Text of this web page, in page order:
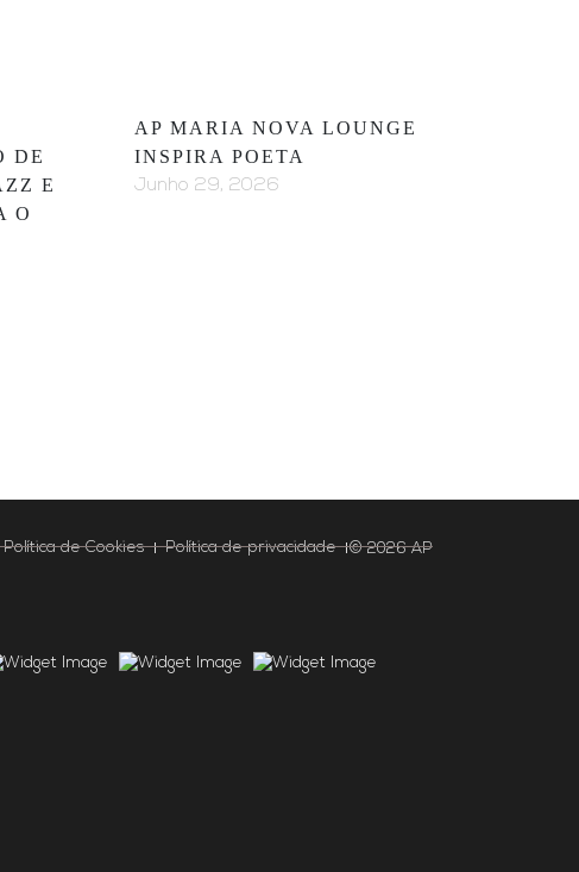
DE
E
O
AP MARIA NOVA LOUNGE
INSPIRA POETA
Junho 29, 2026
Política de Cookies
Política de privacidade
© 2026 AP